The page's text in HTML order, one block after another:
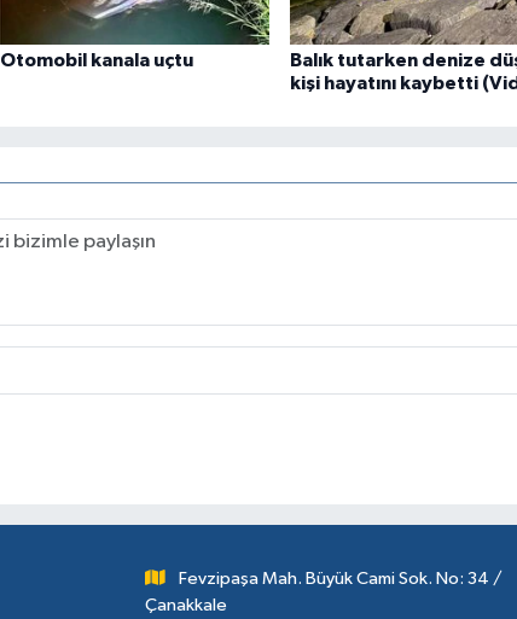
Otomobil kanala uçtu
Balık tutarken denize
kişi hayatını kaybetti
Fevzipaşa Mah. Büyük Cami Sok. No: 34 /
Çanakkale